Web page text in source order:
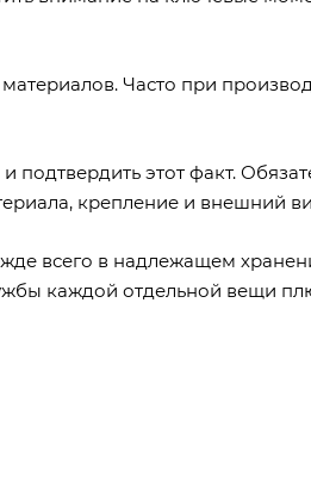
Часто при
этот факт.
крепление и внешний
всего в надлежащем
каждой отдельной вещи